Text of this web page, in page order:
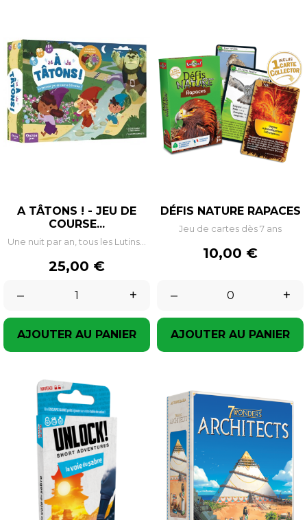
A TÂTONS ! - JEU DE
COURSE...
Une nuit par an, tous les Lutins...
Prix
25,00 €
–
+
AJOUTER AU PANIER
DÉFIS NATURE RAPACES
Jeu de cartes dès 7 ans
Prix
10,00 €
– +
AJOUTER AU PANIER